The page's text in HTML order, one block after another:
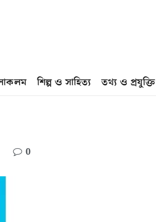
শিল্প ও সাহিত্য তথ্য ও প্রযুক্তি
0